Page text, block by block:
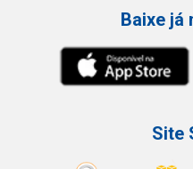
Baixe já
Site